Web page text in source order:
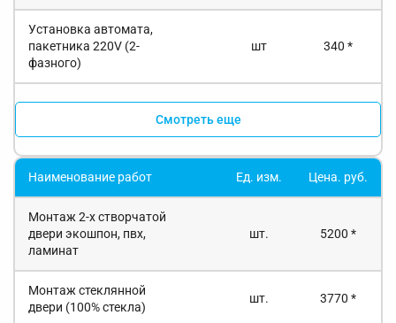
Установка автомата,
пакетника 220V (2-
фазного)
шт 340 *
Смотреть еще
Наименование работ Ед. изм. Цена. руб.
Монтаж 2-х створчатой
двери экошпон, пвх,
ламинат
шт. 5200 *
Монтаж стеклянной
двери (100% стекла)
шт. 3770 *